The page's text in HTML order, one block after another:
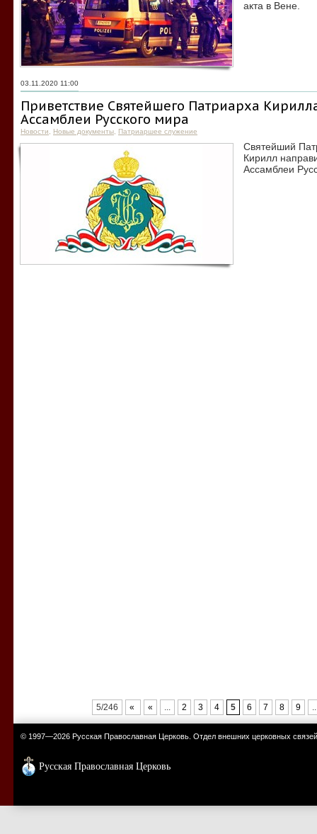
акта в Вене.
03.11.2020 11:00
Приветствие Святейшего Патриарха
Ассамблеи Русского мира
Новости Новые документы Патриаршее служение
Святейший
Кирилл
Ассамблеи
5/246 « « ... 2 3 4 5 6 7 8 9
© 1997—2026 Русская Православная Церковь. Отдел внешних церковных связей
Русская Православная Церковь